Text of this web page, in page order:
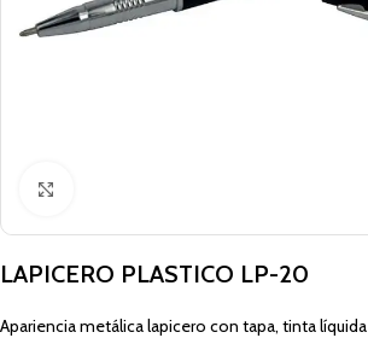
LAPICERO PLASTICO LP-20
Apariencia metálica lapicero con tapa, tinta